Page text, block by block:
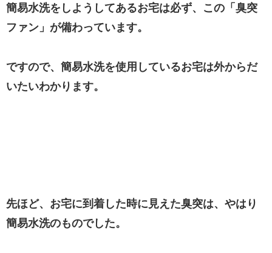
簡易水洗をしようしてあるお宅は必ず、この「臭突
ファン」が備わっています。
ですので、簡易水洗を使用しているお宅は外からだ
いたいわかります。
先ほど、お宅に到着した時に見えた臭突は、やはり
簡易水洗のものでした。